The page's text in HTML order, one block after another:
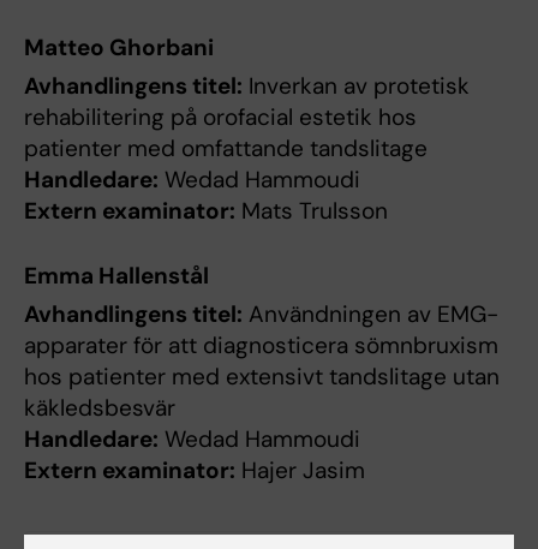
Matteo Ghorbani
Avhandlingens titel: Inverkan av protetisk
rehabilitering på orofacial estetik hos
patienter med omfattande tandslitage
Handledare: Wedad Hammoudi
Extern examinator: Mats Trulsson
Emma Hallenstål
Avhandlingens titel: Användningen av EMG-
apparater för att diagnosticera sömnbruxism
hos patienter med extensivt tandslitage utan
käkledsbesvär
Handledare: Wedad Hammoudi
Extern examinator: Hajer Jasim